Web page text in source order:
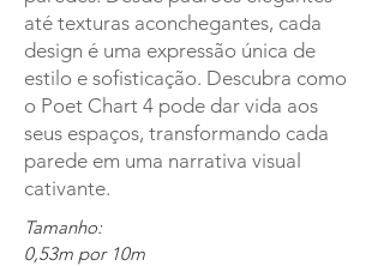
até texturas aconchegantes, cada
design é uma expressão única de
estilo e sofisticação. Descubra como
o Poet Chart 4 pode dar vida aos
seus espaços, transformando cada
parede em uma narrativa visual
cativante.
Tamanho:
0,53m por 10m